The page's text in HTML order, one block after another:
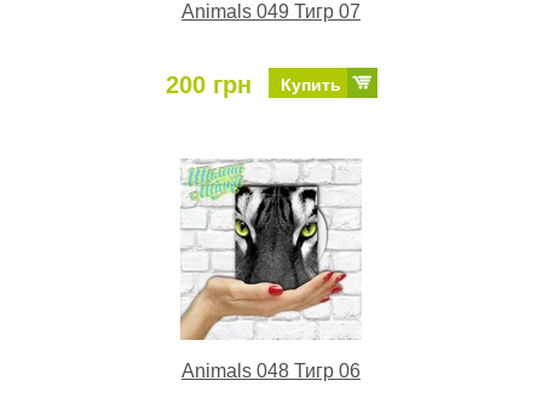
Animals 049 Тигр 07
200 грн Купить
Animals 048 Тигр 06